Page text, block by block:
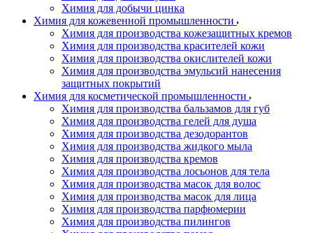
Химия для добычи цинка
Химия для кожевенной промышленности
Химия для производства кожезащитных кремов
Химия для производства красителей кожи
Химия для производства окислителей кожи
Химия для производства эмульсий нанесения
защитных покрытий
Химия для косметической промышленности
Химия для производства бальзамов для губ
Химия для производства гелей для душа
Химия для производства дезодорантов
Химия для производства жидкого мыла
Химия для производства кремов
Химия для производства лосьонов для тела
Химия для производства масок для волос
Химия для производства масок для лица
Химия для производства парфюмерии
Химия для производства пилингов